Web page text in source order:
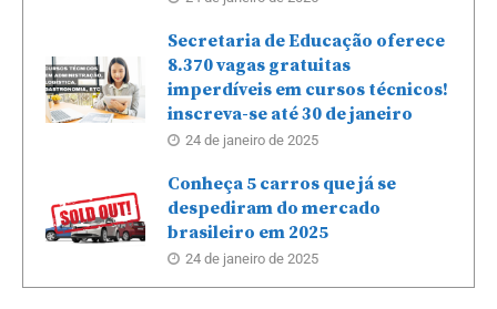
Secretaria de Educação oferece
8.370 vagas gratuitas
imperdíveis em cursos técnicos!
inscreva-se até 30 de janeiro
24 de janeiro de 2025
Conheça 5 carros que já se
despediram do mercado
brasileiro em 2025
24 de janeiro de 2025